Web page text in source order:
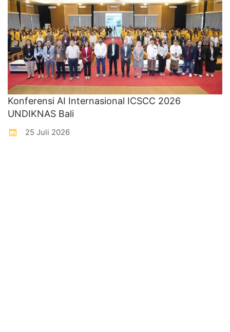
Konferensi AI Internasional ICSCC 2026
UNDIKNAS Bali
25 Juli 2026